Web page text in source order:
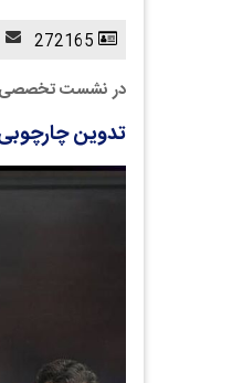
در نشست تخصصی
تدوین